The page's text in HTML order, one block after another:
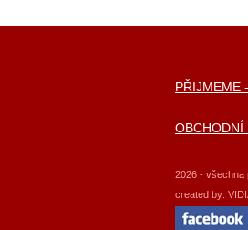
PŘIJMEME
OBCHODNÍ
2026 - všechna
created by: